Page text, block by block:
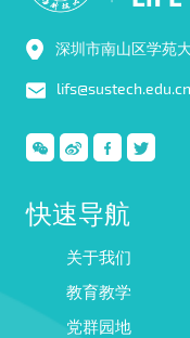
深圳市南山区学苑
lifs@sustech.edu.cn
快速导航
关于我们
教育教学
党群园地